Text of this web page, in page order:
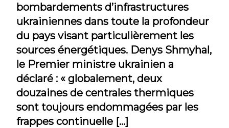
bombardements d’infrastructures
ukrainiennes dans toute la profondeur
du pays visant particulièrement les
sources énergétiques. Denys Shmyhal,
le Premier ministre ukrainien a
déclaré : « globalement, deux
douzaines de centrales thermiques
sont toujours endommagées par les
frappes continuelle […]